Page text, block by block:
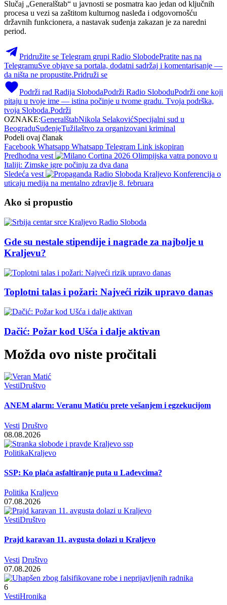
Slučaj „Generalštab“ u javnosti se posmatra kao jedan od ključnih
procesa u vezi sa zaštitom kulturnog nasleđa i odgovornošću
državnih funkcionera, a nastavak suđenja zakazan je za naredni
period.
Pridružite se Telegram grupi Radio SlobodePratite nas na
TelegramuSve objave sa portala, dodatni sadržaj i komentarisanje —
da ništa ne propustite.Pridruži se
Podrži rad Radija SlobodaPodrži Radio SloboduPodrži one koji
pitaju u tvoje ime — istina počinje u tvome gradu. Tvoja podrška,
tvoja Sloboda.Podrži
OZNAKE:GeneralštabNikola SelakovićSpecijalni sud u
BeograduSuđenjeTužilaštvo za organizovani kriminal
Podeli ovaj članak
Facebook Whatsapp Whatsapp Telegram Link iskopiran
Predhodna vest
Olimpijska vatra ponovo u
Italiji: Zimske igre počinju za dva dana
Sledeća vest
Konferencija o
uticaju medija na mentalno zdravlje 8. februara
Ako si propustio
Gde su nestale stipendije i nagrade za najbolje u
Kraljevu?
Toplotni talas i požari: Najveći rizik upravo danas
Dačić: Požar kod Ušća i dalje aktivan
Možda ovo niste pročitali
VestiDruštvo
ANEM alarm: Veranu Matiću prete vešanjem i egzekucijom
Vesti Društvo
08.08.2026
PolitikaKraljevo
SSP: Ko plaća asfaltiranje puta u Lađevcima?
Politika Kraljevo
07.08.2026
VestiDruštvo
Prajd karavan 11. avgusta dolazi u Kraljevo
Vesti Društvo
07.08.2026
6
VestiHronika